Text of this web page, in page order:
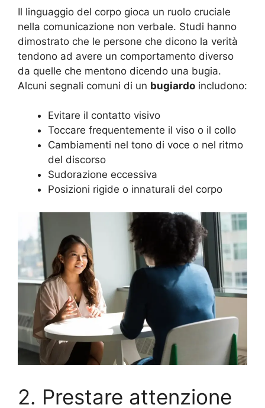
Il linguaggio del corpo gioca un ruolo cruciale
nella comunicazione non verbale. Studi hanno
dimostrato che le persone che dicono la verità
tendono ad avere un comportamento diverso
da quelle che mentono dicendo una bugia.
Alcuni segnali comuni di un bugiardo includono:
Evitare il contatto visivo
Toccare frequentemente il viso o il collo
Cambiamenti nel tono di voce o nel ritmo
del discorso
Sudorazione eccessiva
Posizioni rigide o innaturali del corpo
2. Prestare attenzione